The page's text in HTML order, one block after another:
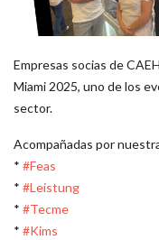
Empresas socias de
Miami 2025, uno de los
sector.
Acompañadas por
* #Feas
* #Leistung
* #Tecme
* #Kims